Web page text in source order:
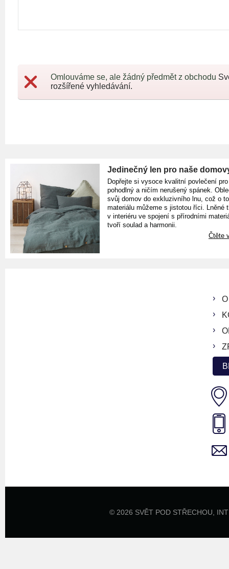
Omlouváme se, ale žádný předmět z obchodu
rozšířené vyhledávání.
Jedinečný len pro naše
Dopřejte si vysoce kvalitní povlečení pro
pohodlný a ničím nerušený spánek.
svůj domov do exkluzivního lnu, což o
materiálu můžeme s jistotou říci. Lněné
v interiéru ve spojení s přírodními
tvoří soulad a harmonii.
Čtěte
© 2026 SVĚT POD STŘECHOU,